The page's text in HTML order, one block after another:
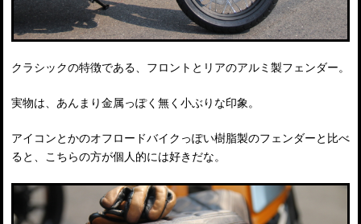
クラシックの特徴である、フロントとリアのアルミ製フェンダー。
実物は、あんまり金属っぽく無く小ぶりな印象。
アイコンとかのオフロードバイクっぽい樹脂製のフェンダーと比べ
ると、こちらの方が個人的には好きだな。